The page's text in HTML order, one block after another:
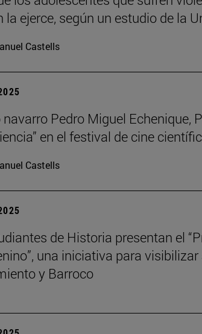
la ejerce, según un estudio de la
Castells
Pedro Miguel Echenique,
en el festival de cine
Castells
de Historia presentan el
una iniciativa para
y Barroco